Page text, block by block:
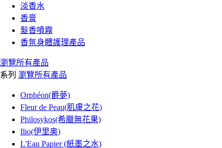
淡香水
香膏
髮香噴霧
香氛身體護理產品
瀏覽所有產品
系列 瀏覽所有產品
Orphéon(爵夢)
Fleur de Peau(肌膚之花)
Philosykos(希臘無花果)
Ilio(伊里奥)
L'Eau Papier (紙墨之水)